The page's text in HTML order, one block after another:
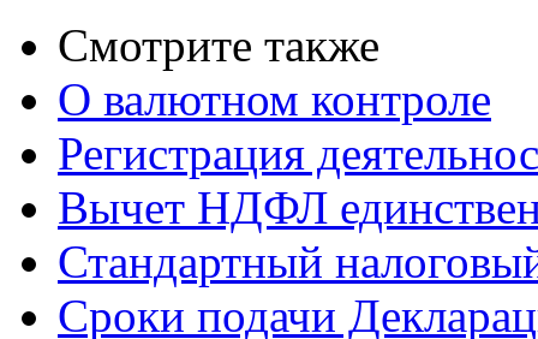
Смотрите также
О валютном контроле
Регистрация
Вычет НДФЛ
Стандартный
Сроки подачи